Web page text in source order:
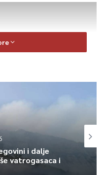
videos/4213288
i dalje
vatrogasaca i